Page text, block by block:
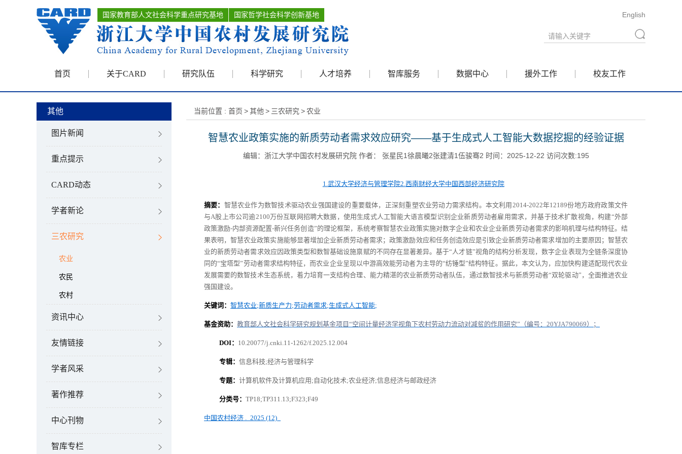
国家教育部人文社会科学重点研究基地 国家哲学社会科学创新基地 English
首页 关于CARD 研究队伍 科学研究 人才培养 智库服务 数据中心 援外工作 校友工作
其他
图片新闻
重点提示
CARD动态
学者新论
三农研究
农业
农民
农村
资讯中心
友情链接
学者风采
著作推荐
中心刊物
智库专栏
当前位置 : 首页 >其他 > 三农研究 >农业
智慧农业政策实施的新质劳动者需求效应研究——基于生成式人工智能大数据挖掘的经验证据
编辑：浙江大学中国农村发展研究院 作者： 张星民1徐晨曦2张建清1伍骏骞2 时间：2025-12-22 访问次数:195
1.武汉大学经济与管理学院2.西南财经大学中国西部经济研究院
摘要： 智慧农业作为数智技术驱动农业强国建设的重要载体，正深刻重塑农业劳动力需求结构。本文利用 2014-2022年12189份地方政府政策文件
与A股上市公司逾2100万份互联网招聘大数据，使用生成式人工智能大语言模型识别企业新质劳动者雇用需求，并基于技术扩散视角，构建“外部
政策激励-内部资源配置-新兴任务创造”的理论框架，系统考察智慧农业政策实施对数字企业和农业企业新质劳动者需求的影响机理与结构特征。结
果表明，智慧农业政策实施能够显著增加企业新质劳动者需求；政策激励效应和任务创造效应是引致企业新质劳动者需求增加的主要原因；智慧农
业的新质劳动者需求效应因政策类型和数智基础设施禀赋的不同存在显著差异。基于“人才链”视角的结构分析发现，数字企业表现为全链条深度协
同的“宝塔型”劳动者需求结构特征，而农业企业呈现以中游高效能劳动者为主导的“纺锤型”结构特征。据此，本文认为，应加快构建适配现代农业
发展需要的数智技术生态系统，着力培育一支结构合理、能力精湛的农业新质劳动者队伍，通过数智技术与新质劳动者“双轮驱动”，全面推进农业
强国建设。
关键词： 智慧农业;新质生产力;劳动者需求;生成式人工智能;
基金资助： 教育部人文社会科学研究规划基金项目“空间计量经济学视角下农村劳动力流动对减贫的作用研究”（编号： 20YJA790069）；
DOI： 10.20077/j.cnki.11-1262/f.2025.12.004
专辑： 信息科技;经济与管理科学
专题： 计算机软件及计算机应用 ; 自动化技术;农业经济;信息经济与邮政经济
分类号： TP18;TP311.13;F323;F49
中国农村经济 2025 (12)